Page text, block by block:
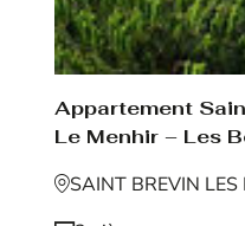
Appartement
Le Menhir – Les
SAINT BREVIN LES